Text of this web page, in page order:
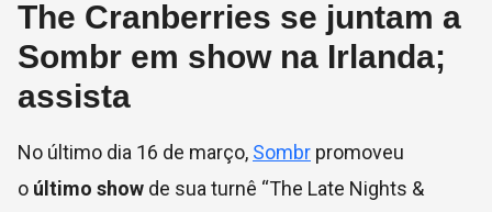
The Cranberries se juntam a
Sombr em show na Irlanda;
assista
No último dia 16 de março, Sombr promoveu
o último show de sua turnê “The Late Nights &